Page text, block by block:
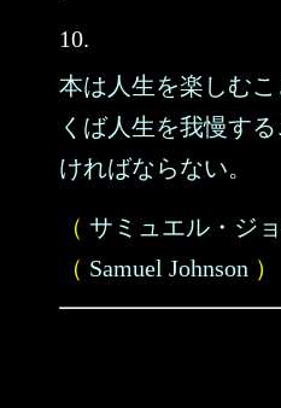
10.
本は人生を楽しむ
くば人生を我慢す
ければならない。
（ サミュエル・ジ
（ Samuel Johnson ）